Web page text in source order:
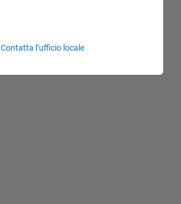
Contatta l’ufficio locale